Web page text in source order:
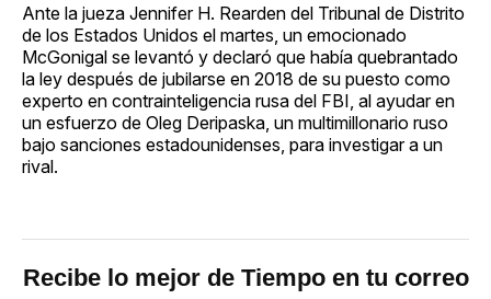
Ante la jueza Jennifer H. Rearden del Tribunal de Distrito
de los Estados Unidos el martes, un emocionado
McGonigal se levantó y declaró que había quebrantado
la ley después de jubilarse en 2018 de su puesto como
experto en contrainteligencia rusa del FBI, al ayudar en
un esfuerzo de Oleg Deripaska, un multimillonario ruso
bajo sanciones estadounidenses, para investigar a un
rival.
Recibe lo mejor de Tiempo en tu correo